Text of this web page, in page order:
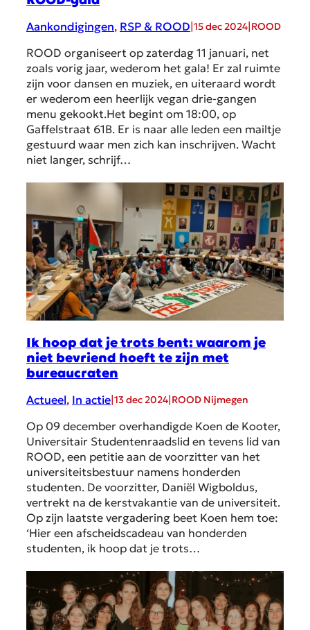
Aankondigingen, RSP & ROOD 15 dec 2024 ROOD
ROOD organiseert op zaterdag 11 januari, net
zoals vorig jaar, wederom het gala! Er zal ruimte
zijn voor dansen en muziek, en uiteraard wordt
er wederom een heerlijk vegan drie-gangen
menu gekookt.Het begint om 18:00, op
Gaffelstraat 61B. Er is naar alle leden een mailtje
gestuurd waar men zich kan inschrijven. Wacht
niet langer, schrijf…
Ik hoop dat je trots bent: waarom je
niet bevriend hoeft te zijn met
bureaucraten
Actueel, In actie 13 dec 2024 ROOD Nijmegen
Op 09 december overhandigde Koen de Kooter,
Universitair Studentenraadslid en tevens lid van
ROOD, een petitie aan de voorzitter van het
universiteitsbestuur namens honderden
studenten. De voorzitter, Daniël Wigboldus,
vertrekt na de kerstvakantie van de universiteit.
Op zijn laatste vergadering beet Koen hem toe:
‘Hier een afscheidscadeau van honderden
studenten, ik hoop dat je trots…